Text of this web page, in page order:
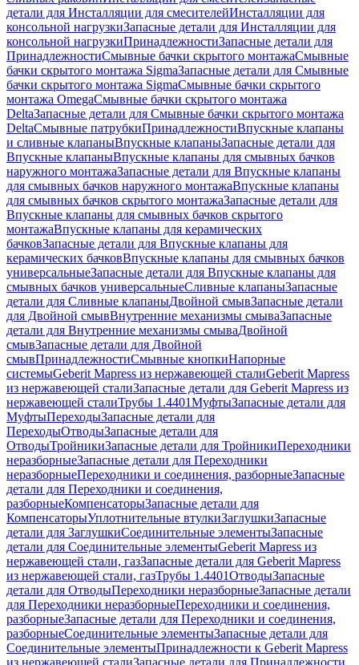
детали для Инсталляции для смесителейИнсталляции для
консольной нагрузкиЗапасные детали для Инсталляции для
консольной нагрузкиПринадлежностиЗапасные детали для
ПринадлежностиСмывные бачки скрытого монтажаСмывные
бачки скрытого монтажа SigmaЗапасные детали для Смывные
бачки скрытого монтажа SigmaСмывные бачки скрытого
монтажа OmegaСмывные бачки скрытого монтажа
DeltaЗапасные детали для Смывные бачки скрытого монтажа
DeltaСмывные патрубкиПринадлежностиВпускные клапаны
и сливные клапаныВпускные клапаныЗапасные детали для
Впускные клапаныВпускные клапаны для смывных бачков
наружного монтажаЗапасные детали для Впускные клапаны
для смывных бачков наружного монтажаВпускные клапаны
для смывных бачков скрытого монтажаЗапасные детали для
Впускные клапаны для смывных бачков скрытого
монтажаВпускные клапаны для керамических
бачковЗапасные детали для Впускные клапаны для
керамических бачковВпускные клапаны для смывных бачков
универсальныеЗапасные детали для Впускные клапаны для
смывных бачков универсальныеСливные клапаныЗапасные
детали для Сливные клапаныДвойной смывЗапасные детали
для Двойной смывВнутренние механизмы смываЗапасные
детали для Внутренние механизмы смываДвойной
смывЗапасные детали для Двойной
смывПринадлежностиСмывные кнопкиНапорные
системыGeberit Mapress из нержавеющей сталиGeberit Mapress
из нержавеющей сталиЗапасные детали для Geberit Mapress из
нержавеющей сталиТрубы 1.4401МуфтыЗапасные детали для
МуфтыПереходыЗапасные детали для
ПереходыОтводыЗапасные детали для
ОтводыТройникиЗапасные детали для ТройникиПереходники
неразборныеЗапасные детали для Переходники
неразборныеПереходники и соединения, разборныеЗапасные
детали для Переходники и соединения,
разборныеКомпенсаторыЗапасные детали для
КомпенсаторыУплотнительные втулкиЗаглушкиЗапасные
детали для ЗаглушкиСоединительные элементыЗапасные
детали для Соединительные элементыGeberit Mapress из
нержавеющей стали, газЗапасные детали для Geberit Mapress
из нержавеющей стали, газТрубы 1.4401ОтводыЗапасные
детали для ОтводыПереходники неразборныеЗапасные детали
для Переходники неразборныеПереходники и соединения,
разборныеЗапасные детали для Переходники и соединения,
разборныеСоединительные элементыЗапасные детали для
Соединительные элементыПринадлежности к Geberit Mapress
из нержавеющей сталиЗапасные детали для Принадлежности